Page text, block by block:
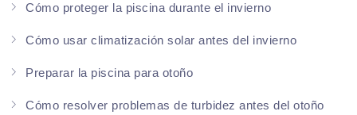
Cómo proteger la piscina durante el invierno
Cómo usar climatización solar antes del invierno
Preparar la piscina para otoño
Cómo resolver problemas de turbidez antes del otoño